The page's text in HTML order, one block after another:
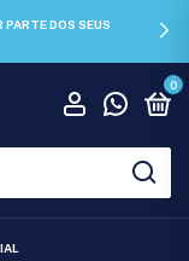
PARTE DOS SEUS
0